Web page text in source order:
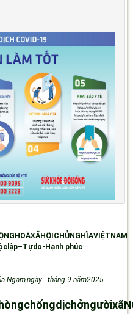
NAM
Hạnh phúc
Ngam,ngày tháng 9năm2025